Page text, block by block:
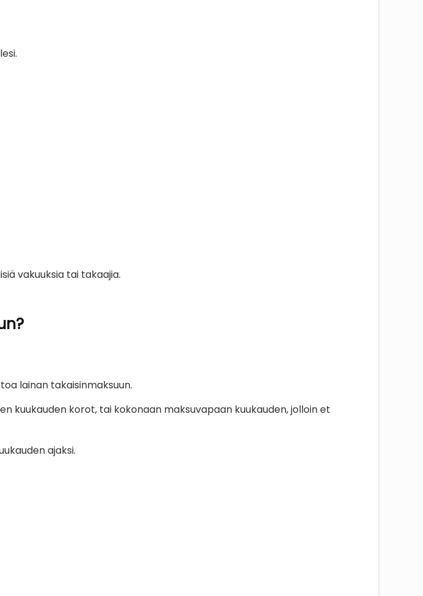
vakuuksia tai takaajia.
lainan takaisinmaksuun.
kuukauden korot, tai kokonaan maksuvapaan kuukauden, jolloin et
ajaksi.